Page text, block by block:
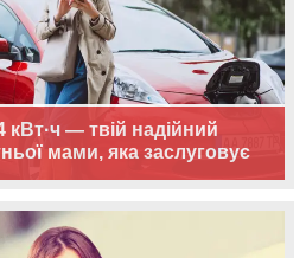
кВт·ч — твій надійний
мами, яка заслуговує